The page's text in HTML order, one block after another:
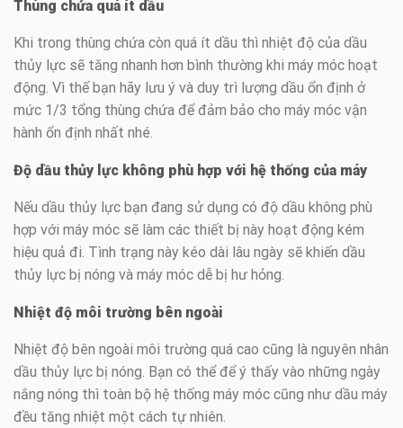
Thùng chứa quá ít dầu
Khi trong thùng chứa còn quá ít dầu thì nhiệt độ của dầu
thủy lực sẽ tăng nhanh hơn bình thường khi máy móc hoạt
động. Vì thế bạn hãy lưu ý và duy trì lượng dầu ổn định ở
mức 1/3 tổng thùng chứa để đảm bảo cho máy móc vận
hành ổn định nhất nhé.
Độ dầu thủy lực không phù hợp với hệ thống của máy
Nếu dầu thủy lực bạn đang sử dụng có độ dầu không phù
hợp với máy móc sẽ làm các thiết bị này hoạt động kém
hiệu quả đi. Tình trạng này kéo dài lâu ngày sẽ khiến dầu
thủy lực bị nóng và máy móc dễ bị hư hỏng.
Nhiệt độ môi trường bên ngoài
Nhiệt độ bên ngoài môi trường quá cao cũng là nguyên nhân
dầu thủy lực bị nóng. Bạn có thể để ý thấy vào những ngày
nắng nóng thì toàn bộ hệ thống máy móc cũng như dầu máy
đều tăng nhiệt một cách tự nhiên.